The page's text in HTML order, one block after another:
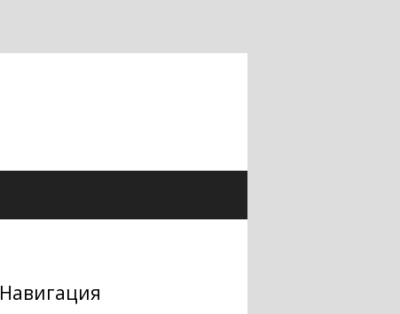
Навигация